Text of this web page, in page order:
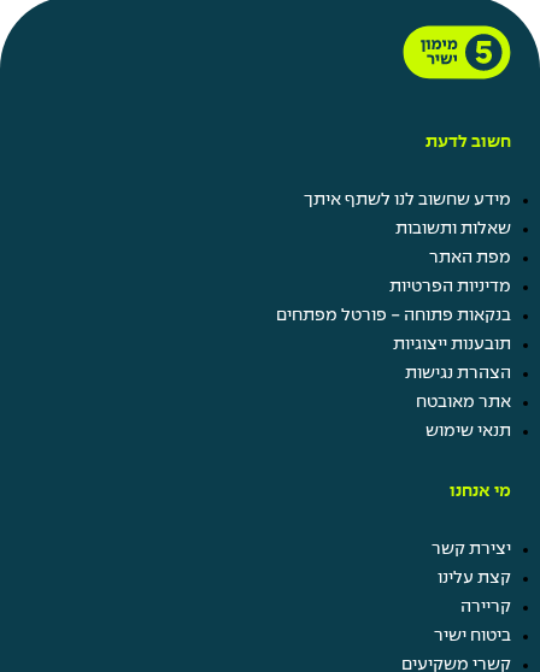
חשוב לדעת
מידע שחשוב לנו לשתף איתך
שאלות ותשובות
מפת האתר
מדיניות הפרטיות
בנקאות פתוחה - פורטל מפתחים
תובענות ייצוגיות
הצהרת נגישות
אתר מאובטח
תנאי שימוש
מי אנחנו
יצירת קשר
קצת עלינו
קריירה
ביטוח ישיר
קשרי משקיעים